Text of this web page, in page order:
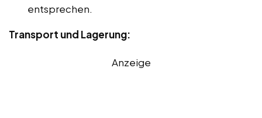
entsprechen.
Transport und Lagerung:
Anzeige